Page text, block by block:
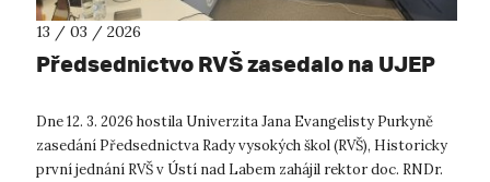
13 / 03 / 2026
Předsednictvo RVŠ zasedalo na UJEP
Dne 12. 3. 2026 hostila Univerzita Jana Evangelisty Purkyně
zasedání Předsednictva Rady vysokých škol (RVŠ), Historicky
první jednání RVŠ v Ústí nad Labem zahájil rektor doc. RNDr.